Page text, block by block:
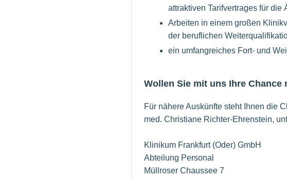
attraktiven Tarifvertrages für die
Arbeiten in einem großen
der beruflichen
ein umfangreiches Fort- und
Wollen Sie mit uns Ihre
Für nähere Auskünfte steht Ihnen die
med. Christiane Richter-Ehrenstein,
Klinikum Frankfurt (Oder) GmbH
Abteilung Personal
Müllroser Chaussee 7